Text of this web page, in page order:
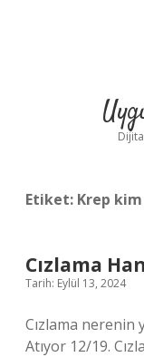
Etiket: Krep
Cızlama
Tarih: Eylül 13, 2024
Cızlama nerenin
Atıyor 12/19.